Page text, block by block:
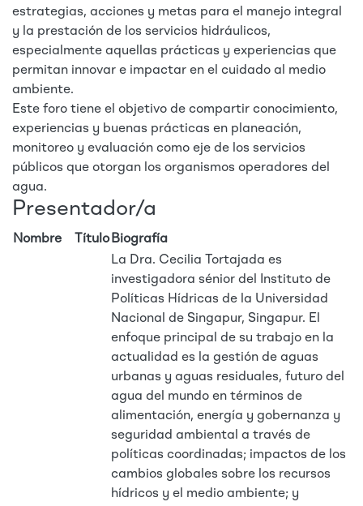
estrategias, acciones y metas para el manejo integral
y la prestación de los servicios hidráulicos,
especialmente aquellas prácticas y experiencias que
permitan innovar e impactar en el cuidado al medio
ambiente.
Este foro tiene el objetivo de compartir conocimiento,
experiencias y buenas prácticas en planeación,
monitoreo y evaluación como eje de los servicios
públicos que otorgan los organismos operadores del
agua.
Presentador/a
Nombre TítuloBiografía
La Dra. Cecilia Tortajada es
investigadora sénior del Instituto de
Políticas Hídricas de la Universidad
Nacional de Singapur, Singapur. El
enfoque principal de su trabajo en la
actualidad es la gestión de aguas
urbanas y aguas residuales, futuro del
agua del mundo en términos de
alimentación, energía y gobernanza y
seguridad ambiental a través de
políticas coordinadas; impactos de los
cambios globales sobre los recursos
hídricos y el medio ambiente; y